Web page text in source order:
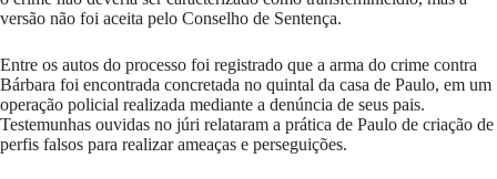
versão não foi aceita pelo Conselho de Sentença.
Entre os autos do processo foi registrado que a arma do crime contra
Bárbara foi encontrada concretada no quintal da casa de Paulo, em um
operação policial realizada mediante a denúncia de seus pais.
Testemunhas ouvidas no júri relataram a prática de Paulo de criação de
perfis falsos para realizar ameaças e perseguições.